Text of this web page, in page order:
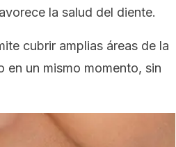
la salud del diente.
cubrir amplias áreas de la
en un mismo momento, sin